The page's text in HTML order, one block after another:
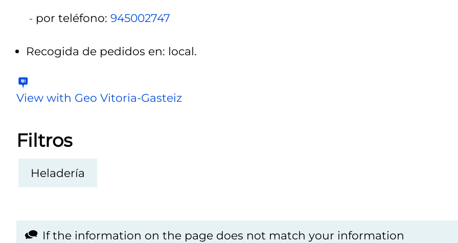
por teléfono: 945002747
Recogida de pedidos en: local.
View with Geo Vitoria-Gasteiz
Filtros
Heladería
If the information on the page does not match your information